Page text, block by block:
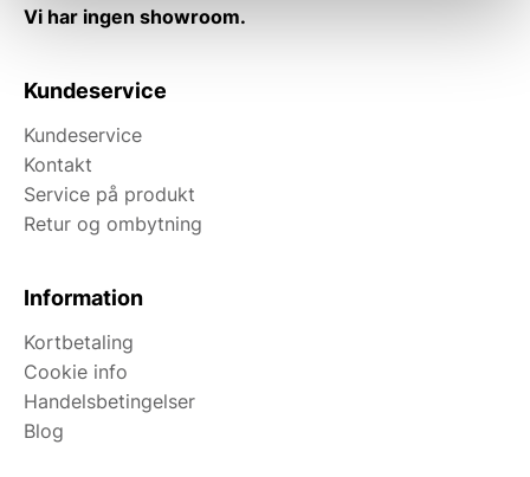
Vi har ingen showroom.
Kundeservice
Kundeservice
Kontakt
Service på produkt
Retur og ombytning
Information
Kortbetaling
Cookie info
Handelsbetingelser
Blog